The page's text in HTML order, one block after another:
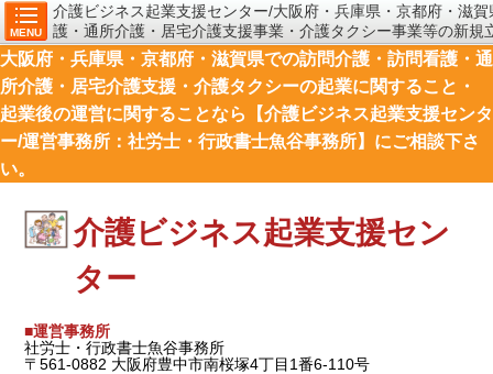
MENU
介護ビジネス起業支援センター/大阪府・兵庫県・京都府・滋
護・通所介護・居宅介護支援事業・介護タクシー事業等の新規
運営に関することなら【社労士・行政書士魚谷事務所】にご相
大阪府・兵庫県・京都府・滋賀県での訪問介護・訪問看護・通
所介護・居宅介護支援・介護タクシーの起業に関すること・
起業後の運営に関することなら【介護ビジネス起業支援センタ
ー/運営事務所：社労士・行政書士魚谷事務所】にご相談下さ
い。
介護ビジネス起業支援セン
ター
■運営事務所
社労士・行政書士魚谷事務所
〒561-0882 大阪府豊中市南桜塚4丁目1番6-110号